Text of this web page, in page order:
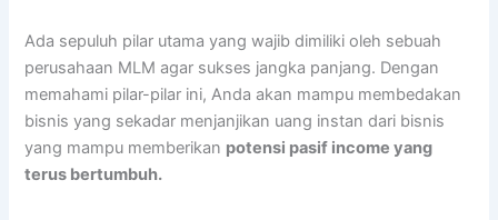
Ada sepuluh pilar utama yang wajib dimiliki oleh sebuah
perusahaan MLM agar sukses jangka panjang. Dengan
memahami pilar-pilar ini, Anda akan mampu membedakan
bisnis yang sekadar menjanjikan uang instan dari bisnis
yang mampu memberikan potensi pasif income yang
terus bertumbuh.